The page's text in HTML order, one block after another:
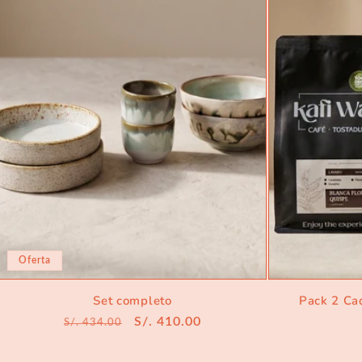
Oferta
Set completo
Precio
S/. 434.00
Precio
S/. 410.00
Pack 2